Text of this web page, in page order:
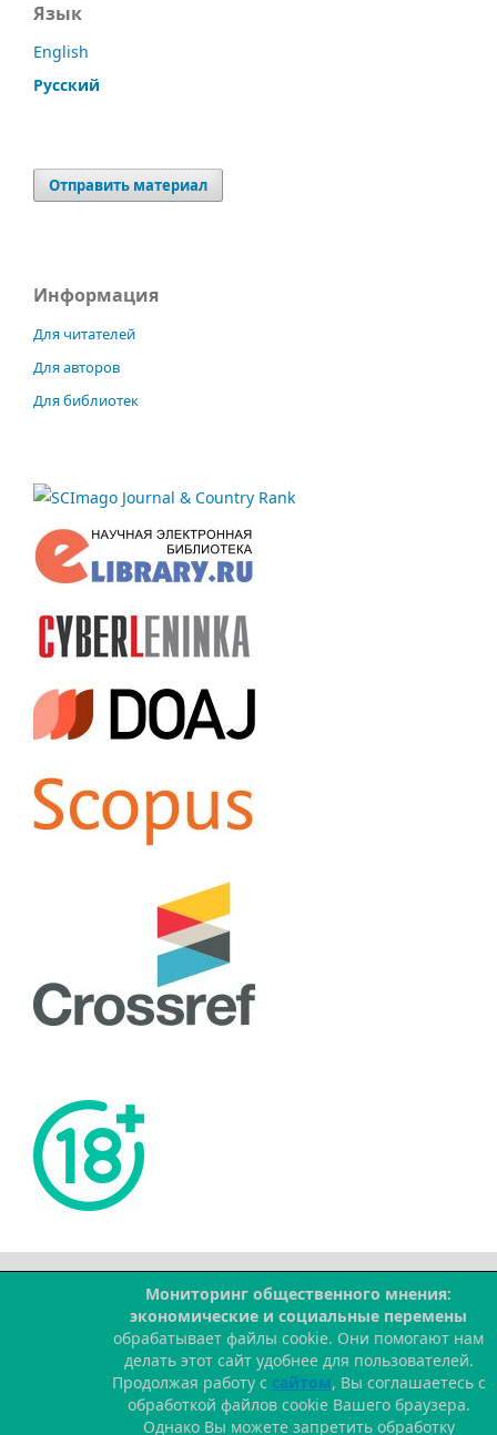
Язык
English
Русский
Отправить материал
Информация
Для читателей
Для авторов
Для библиотек
Мониторинг общественного мнения:
экономические и социальные перемены
обрабатывает файлы cookie. Они помогают нам
делать этот сайт удобнее для пользователей.
Продолжая работу с сайтом, Вы соглашаетесь с
обработкой файлов cookie Вашего браузера.
Однако Вы можете запретить обработку